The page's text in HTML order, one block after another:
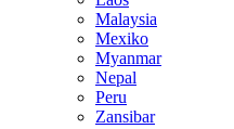
Malaysia
Mexiko
Myanmar
Nepal
Peru
Zansibar